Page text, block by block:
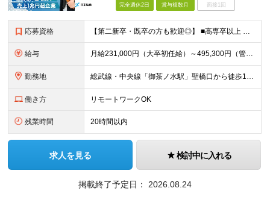
完全週休2日 賞与複数月 面接1回
応募資格 【第二新卒・既卒の方も歓迎◎】 ■高専卒以上 （大学卒業・大学院修了の方、 または工業高等専門学校（5年制）卒業の方を想定しています。） ■IT、IoT、DXに関する知識・技術・スキルをお持ちの方 ■
給与 月給231,000円（大卒初任給）～495,300円（管理職） ※残業代は100％支給します ※3ヶ月の試用期間あり。その間の待遇に変更はありません
勤務地 総武線・中央線「御茶ノ水駅」聖橋口から徒歩1分！ 東京都千代田区神田駿河台4-6（御茶ノ水ソラシティ） ※(変更の範囲)上記を除く当社関連勤務地／転勤になる場合あり
働き方 リモートワークOK
残業時間 20時間以内
求人を見る 検討中に入れる
掲載終了予定日： 2026.08.24